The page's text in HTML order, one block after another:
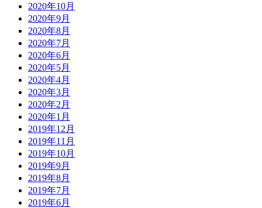
2020年10月
2020年9月
2020年8月
2020年7月
2020年6月
2020年5月
2020年4月
2020年3月
2020年2月
2020年1月
2019年12月
2019年11月
2019年10月
2019年9月
2019年8月
2019年7月
2019年6月